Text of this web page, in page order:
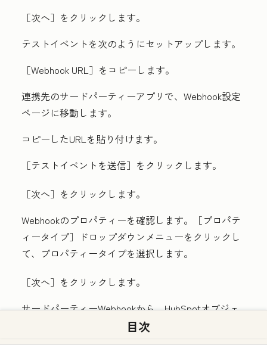
［次へ］ をクリックします。
テストイベントを次のようにセットアップします。
［Webhook URL］ をコピーします。
連携先のサードパーティーアプリで、 Webhook設定
ページに移動します。
コピーしたURLを貼り付けます。
［テストイベントを送信］をクリックします。
［次へ］ をクリックします。
Webhookのプロパティーを確認します。［プロパテ
ィータイプ］ドロップダウンメニューをクリックし
て、プロパティータイプを選択します。
［次へ］ をクリックします。
サードパーティーWebhookから、HubSpotオブジェ
クトプロパティーに正確に一致する
選択します。
目次